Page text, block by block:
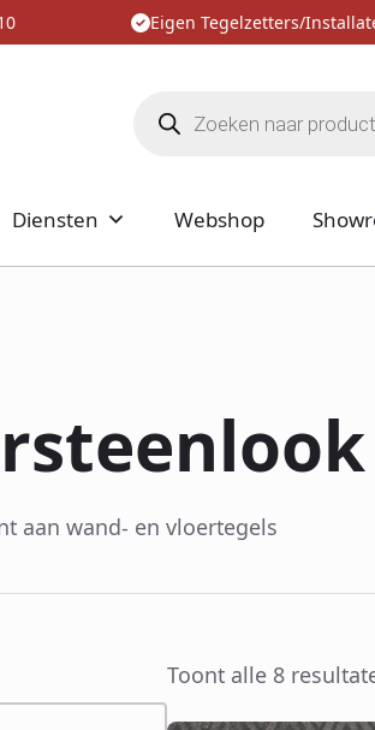
Eigen Tegelzetters/
zoeken
Diensten Webshop
aan wand- en vloertegels
Toont alle 8